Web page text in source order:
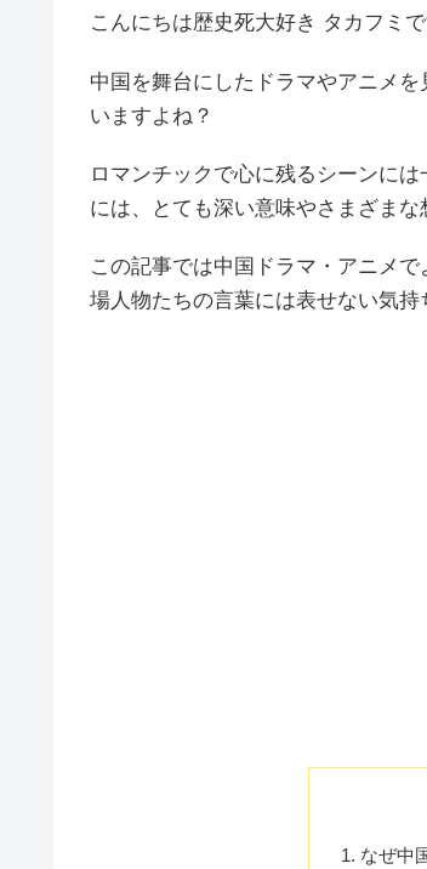
こんにちは歴史死大好き タカフミで
中国を舞台にしたドラマやアニメ
いますよね？
ロマンチックで心に残るシーンに
には、とても深い意味やさまざまな
この記事では中国ドラマ・アニメ
場人物たちの言葉には表せない気
なぜ中